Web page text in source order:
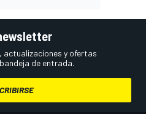
y ofertas
de entrada.